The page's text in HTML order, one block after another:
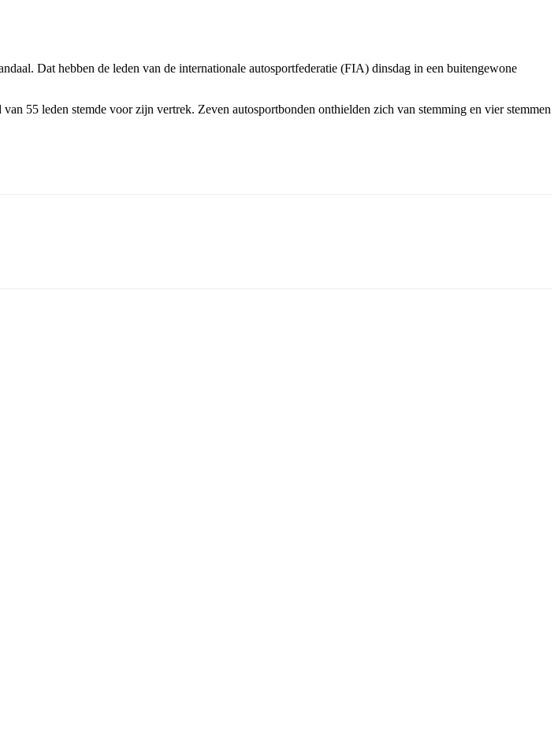
Dat hebben de leden van de internationale autosportfederatie (FIA) dinsdag in een buitengewone
55 leden stemde voor zijn vertrek. Zeven autosportbonden onthielden zich van stemming en vier stemmen